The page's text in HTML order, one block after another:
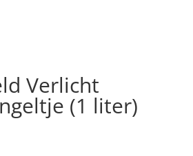
Verlicht
(1 liter)